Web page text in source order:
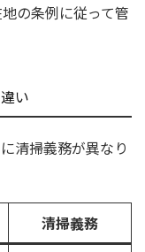
の条例に従って管
い
清掃義務が異なり
清掃義務